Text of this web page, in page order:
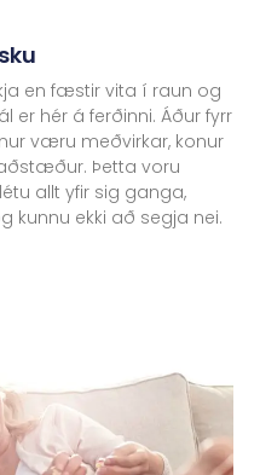
en fæstir vita í raun og
hér á ferðinni. Áður fyrr
væru meðvirkar, konur
Þetta voru
allt yfir sig ganga,
kunnu ekki að segja nei.